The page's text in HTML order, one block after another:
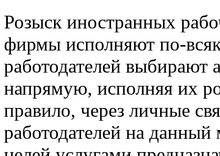
Розыск иностранных
фирмы исполняют по-
работодателей выбирают
напрямую, исполняя их
правило, через личные
работодателей на